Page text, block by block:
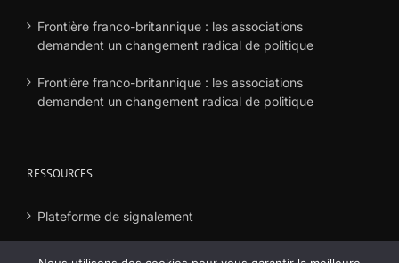
Frontière franco-britannique : les associations
demandent un changement radical de politique
Frontière franco-britannique : les associations
demandent un changement radical de politique
RESSOURCES
Plateforme de signalement